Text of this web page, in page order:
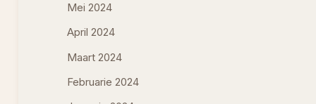
Mei 2024
April 2024
Maart 2024
Februarie 2024